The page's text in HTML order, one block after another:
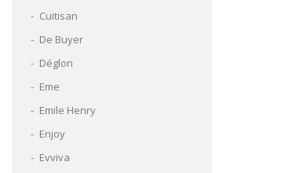
Cuitisan
De Buyer
Déglon
Eme
Emile Henry
Enjoy
Evviva